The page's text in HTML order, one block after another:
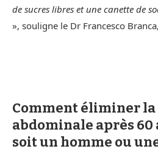
de sucres libres et une canette de
», souligne le Dr Francesco
Comment éliminer la
abdominale après 60
soit un homme ou